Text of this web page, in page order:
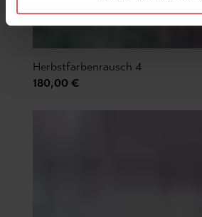
Herbstfarbenrausch 4
180,00 €